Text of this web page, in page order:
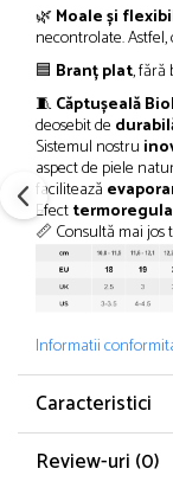
🌿 Moale și
necontrolate.
🟦 Branț plat, fără
🧵Căptușeală
deosebit de
Sistemul nostru
aspect de piele
facilitează
Efect
📏 Consultă mai
Informatii
Caracteristici
Review-uri (0)